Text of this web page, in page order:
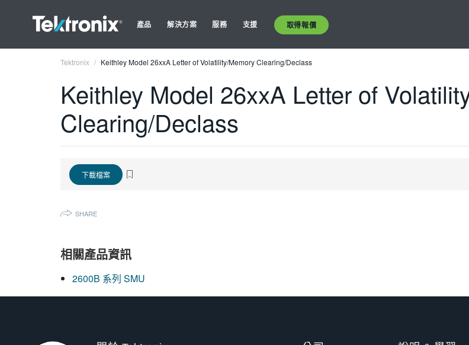
產品 解決方案 服務 支援 取得報價
Tektronix Keithley Model 26xxA Letter of Volatility/Memory Clearing/Declass
Keithley Model 26xxA Letter of
Clearing/Declass
下載檔案
SHARE
相關產品資訊
2600B 系列 SMU